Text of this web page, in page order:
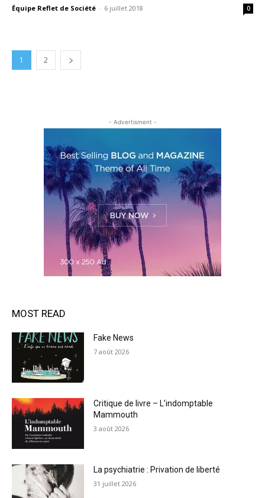
Équipe Reflet de Société - 6 juillet 2018 0
1 2
- Advertisment -
MOST READ
Fake News
7 août 2026
Critique de livre – L’indomptable
Mammouth
3 août 2026
La psychiatrie : Privation de liberté
31 juillet 2026